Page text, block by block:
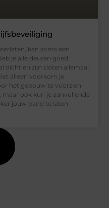
kan soms een
je alle deuren goed
dicht en zijn sloten allemaal
alleen voorkom je
het gebouw te voorzien
ook kun je aanvullende
jouw pand te laten